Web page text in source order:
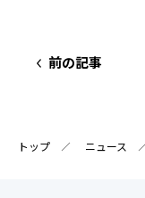
前の記事
トップ ニュース